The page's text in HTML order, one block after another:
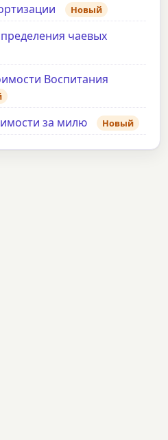
Новый
чаевых
Воспитания
за милю Новый